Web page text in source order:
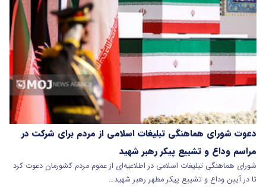
دعوت شورای هماهنگی تبلیغات اسلامی از مردم برای شرکت در
مراسم وداع و تشییع پیکر رهبر شهید
​شورای هماهنگی تبلیغات اسلامی در اطلاعیه‌ای از عموم مردم کشورمان دعوت کرد
تا در آیین وداع و تشییع پیکر مطهر رهبر شهید…